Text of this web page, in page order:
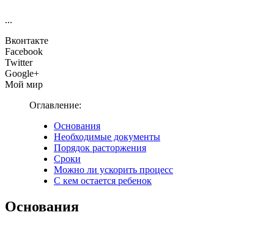
...
Вконтакте
Facebook
Twitter
Google+
Мой мир
Оглавление:
Основания
Необходимые документы
Порядок расторжения
Сроки
Можно ли ускорить процесс
С кем остается ребенок
Основания